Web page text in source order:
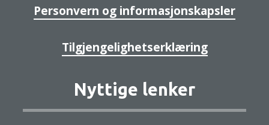
Personvern og informasjonskapsler
Tilgjengelighetserklæring
Nyttige lenker